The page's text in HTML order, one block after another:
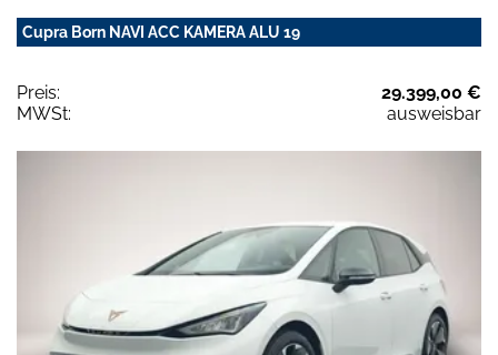
Cupra Born NAVI ACC KAMERA ALU 19
Preis:
29.399,00 €
MWSt:
ausweisbar